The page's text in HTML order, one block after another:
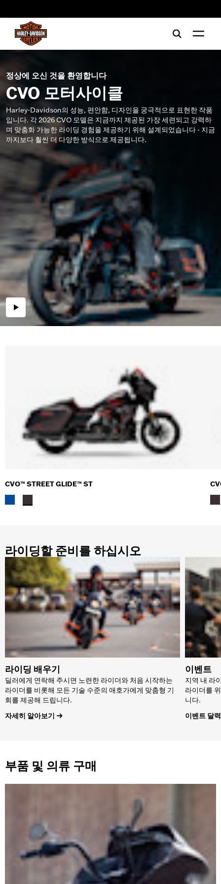
정상에 오신 것을 환영합니다
CVO 모터사이클
Harley-Davidson의 성능, 편안함, 디자인을 궁극적으로 표현한 작품
입니다. 각 2026 CVO 모델은 지금까지 제공된 가장 세련되고 강력하
며 맞춤화 가능한 라이딩 경험을 제공하기 위해 설계되었습니다 - 지금
까지보다 훨씬 더 다양한 방식으로 제공됩니다.
CVO™ STREET GLIDE™ ST
라이딩할 준비를 하십시오
라이딩 배우기
딜러에게 연락해 주시면 노련한 라이더와 처음 시작하는
라이더를 비롯해 모든 기술 수준의 애호가에게 맞춤형 기
회를 제공해 드립니다.
자세히 알아보기
이벤트
지역 내 라
라이더를
니다.
이벤트 달
부품 및 의류 구매